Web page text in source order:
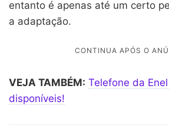
entanto é apenas até um certo
a adaptação.
VEJA TAMBÉM: Telefone da
disponíveis!